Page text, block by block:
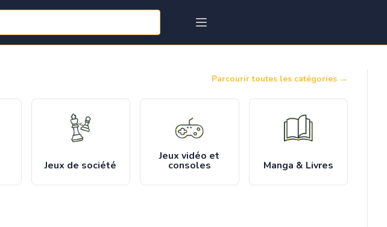
Parcourir toutes les catégories →
Jeux de société
Jeux vidéo et
consoles Manga & Livres